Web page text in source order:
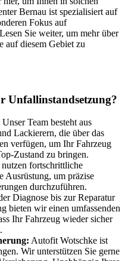
Bernau ist spezialisiert auf
Fokus auf
Sie weiter, um mehr über
auf diesem Gebiet zu
Unfallinstandsetzung?
Unser Team besteht aus
Lackierern, die über das
verfügen, um Ihr Fahrzeug
Zustand zu bringen.
fortschrittliche
Ausrüstung, um präzise
durchzuführen.
Diagnose bis zur Reparatur
bieten wir einen umfassenden
Ihr Fahrzeug wieder sicher
Autofit Wotschke ist
Wir unterstützen Sie gerne